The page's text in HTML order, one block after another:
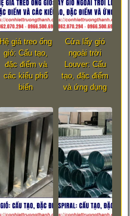
Hệ giá treo ống
gió: Cấu tạo,
đặc điểm và
các kiểu phổ
biến
Cửa lấy gió
ngoài trời
Louver: Cấu
tạo, đặc điểm
và ứng dụng